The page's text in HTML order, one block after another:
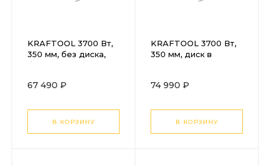
KRAFTOOL 3700 Вт,
350 мм, без диска,
бензорез по металлу
67 490 ₽
В КОРЗИНУ
KRAFTOOL 3700 Вт,
350 мм, диск в
комплекте, бензорез
(бетонорез) (K770-14
74 990 ₽
В КОРЗИНУ